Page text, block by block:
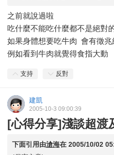
之前就說過啦
吃什麼不能吃什麼都不是絕對
如果身體想要吃牛肉 會有徵兆
例如看到牛肉就覺得食指大動
支持 反對
建凱
2005-10-3 09:00:39
[心得分享]淺談超渡
下面引用由滄海在 2005/10/02